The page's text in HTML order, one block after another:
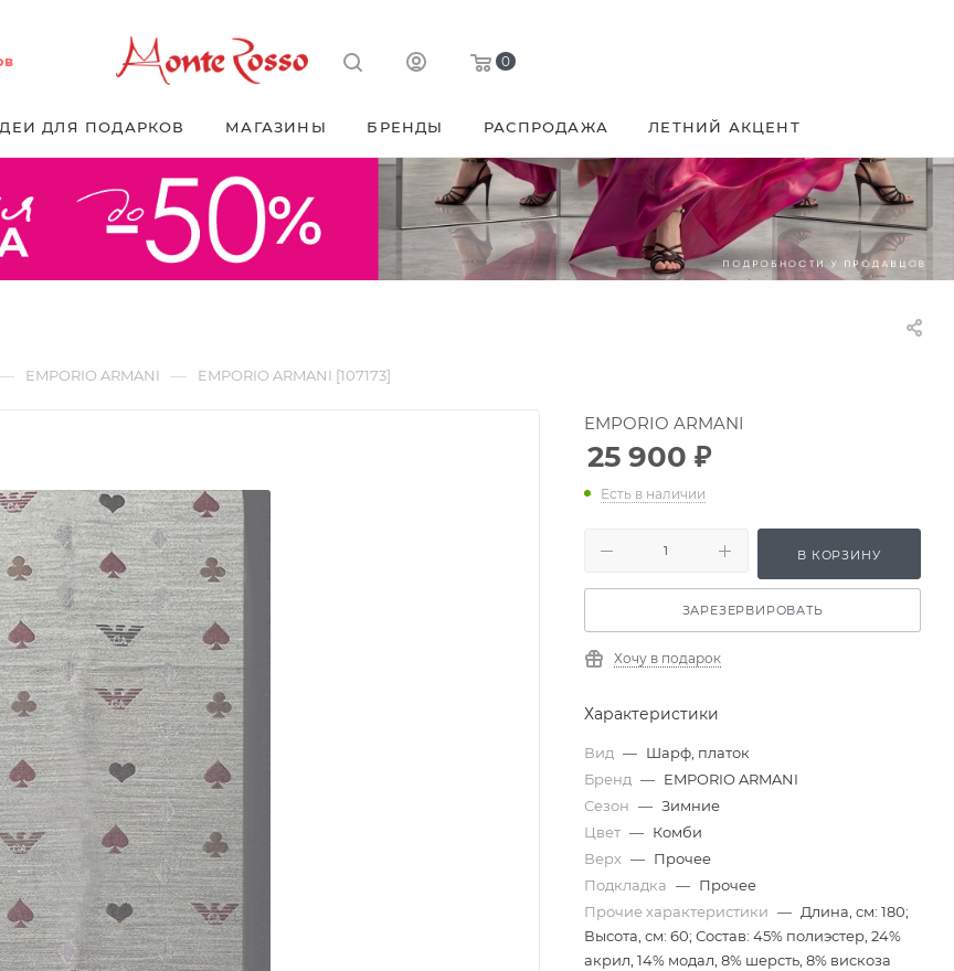
0
ДЛЯ ПОДАРКОВ МАГАЗИНЫ БРЕНДЫ РАСПРОДАЖА ЛЕТНИЙ АКЦЕНТ
EMPORIO ARMANI — EMPORIO ARMANI [107173]
EMPORIO ARMANI
25 900 ₽
Есть в наличии
В КОРЗИНУ
ЗАРЕЗЕРВИРОВАТЬ
Хочу в подарок
Характеристики
Вид — Шарф, платок
Бренд — EMPORIO ARMANI
Сезон — Зимние
Цвет — Комби
Верх — Прочее
Подкладка — Прочее
Прочие характеристики — Длина, см: 180;
Высота, см: 60; Состав: 45% полиэстер, 24%
акрил, 14% модал, 8% шерсть, 8% вискоза